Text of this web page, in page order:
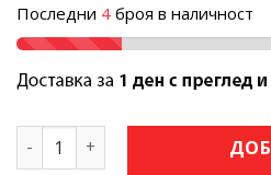
Последни 4 броя в наличност
количество за Външен